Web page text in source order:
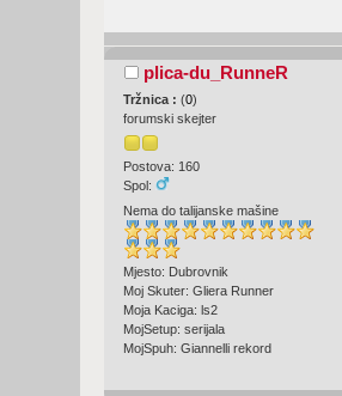
plica-du_RunneR
Tržnica :(0)
forumski skejter
Postova: 160
Spol:
Nema do talijanske mašine
Mjesto: Dubrovnik
Moj Skuter: Gliera Runner
Moja Kaciga: ls2
MojSetup: serijala
MojSpuh: Giannelli rekord